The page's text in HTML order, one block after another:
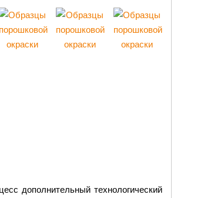
дополнительный технологический